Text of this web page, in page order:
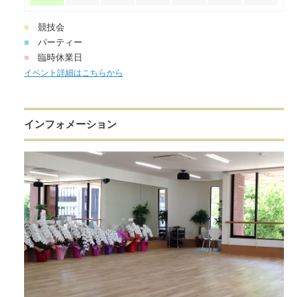
■ 競技会
■ パーティー
■ 臨時休業日
イベント詳細はこちらから
インフォメーション